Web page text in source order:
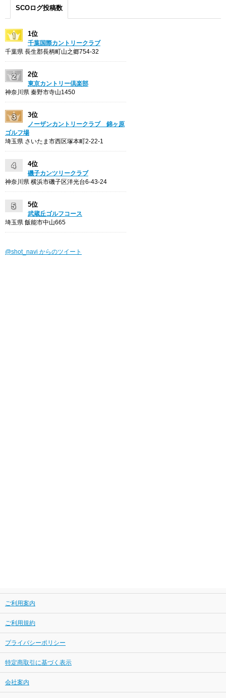
SCOログ投稿数
1位
千葉国際カントリークラブ
千葉県 長生郡長柄町山之郷754-32
2位
東京カントリー倶楽部
神奈川県 秦野市寺山1450
3位
ノーザンカントリークラブ 錦ヶ原
ゴルフ場
埼玉県 さいたま市西区塚本町2-22-1
4位
磯子カンツリークラブ
神奈川県 横浜市磯子区洋光台6-43-24
5位
武蔵丘ゴルフコース
埼玉県 飯能市中山665
@shot_navi からのツイート
ご利用案内
ご利用規約
プライバシーポリシー
特定商取引に基づく表示
会社案内